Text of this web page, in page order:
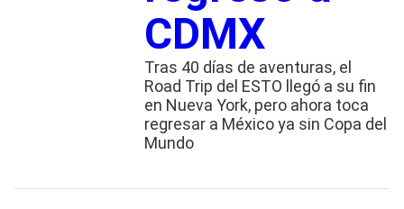
CDMX
Tras 40 días de aventuras, el
Road Trip del ESTO llegó a su fin
en Nueva York, pero ahora toca
regresar a México ya sin Copa del
Mundo